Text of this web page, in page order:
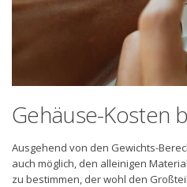
Gehäuse-Kosten
Ausgehend von den Gewichts-
auch möglich, den alleinigen
zu bestimmen, der wohl den